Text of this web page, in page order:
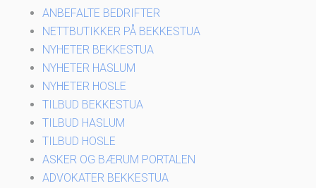
ANBEFALTE BEDRIFTER
NETTBUTIKKER PÅ BEKKESTUA
NYHETER BEKKESTUA
NYHETER HASLUM
NYHETER HOSLE
TILBUD BEKKESTUA
TILBUD HASLUM
TILBUD HOSLE
ASKER OG BÆRUM PORTALEN
ADVOKATER BEKKESTUA